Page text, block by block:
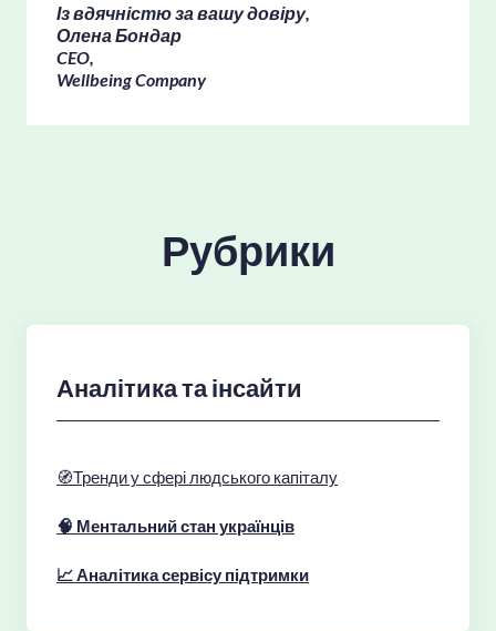
Із вдячністю за вашу довіру,
Олена Бондар
CEO,
Wellbeing Company
Рубрики
Аналітика та інсайти
🧭Тренди у сфері людського капіталу
🧠 Ментальний стан українців
📈 Аналітика сервісу підтримки